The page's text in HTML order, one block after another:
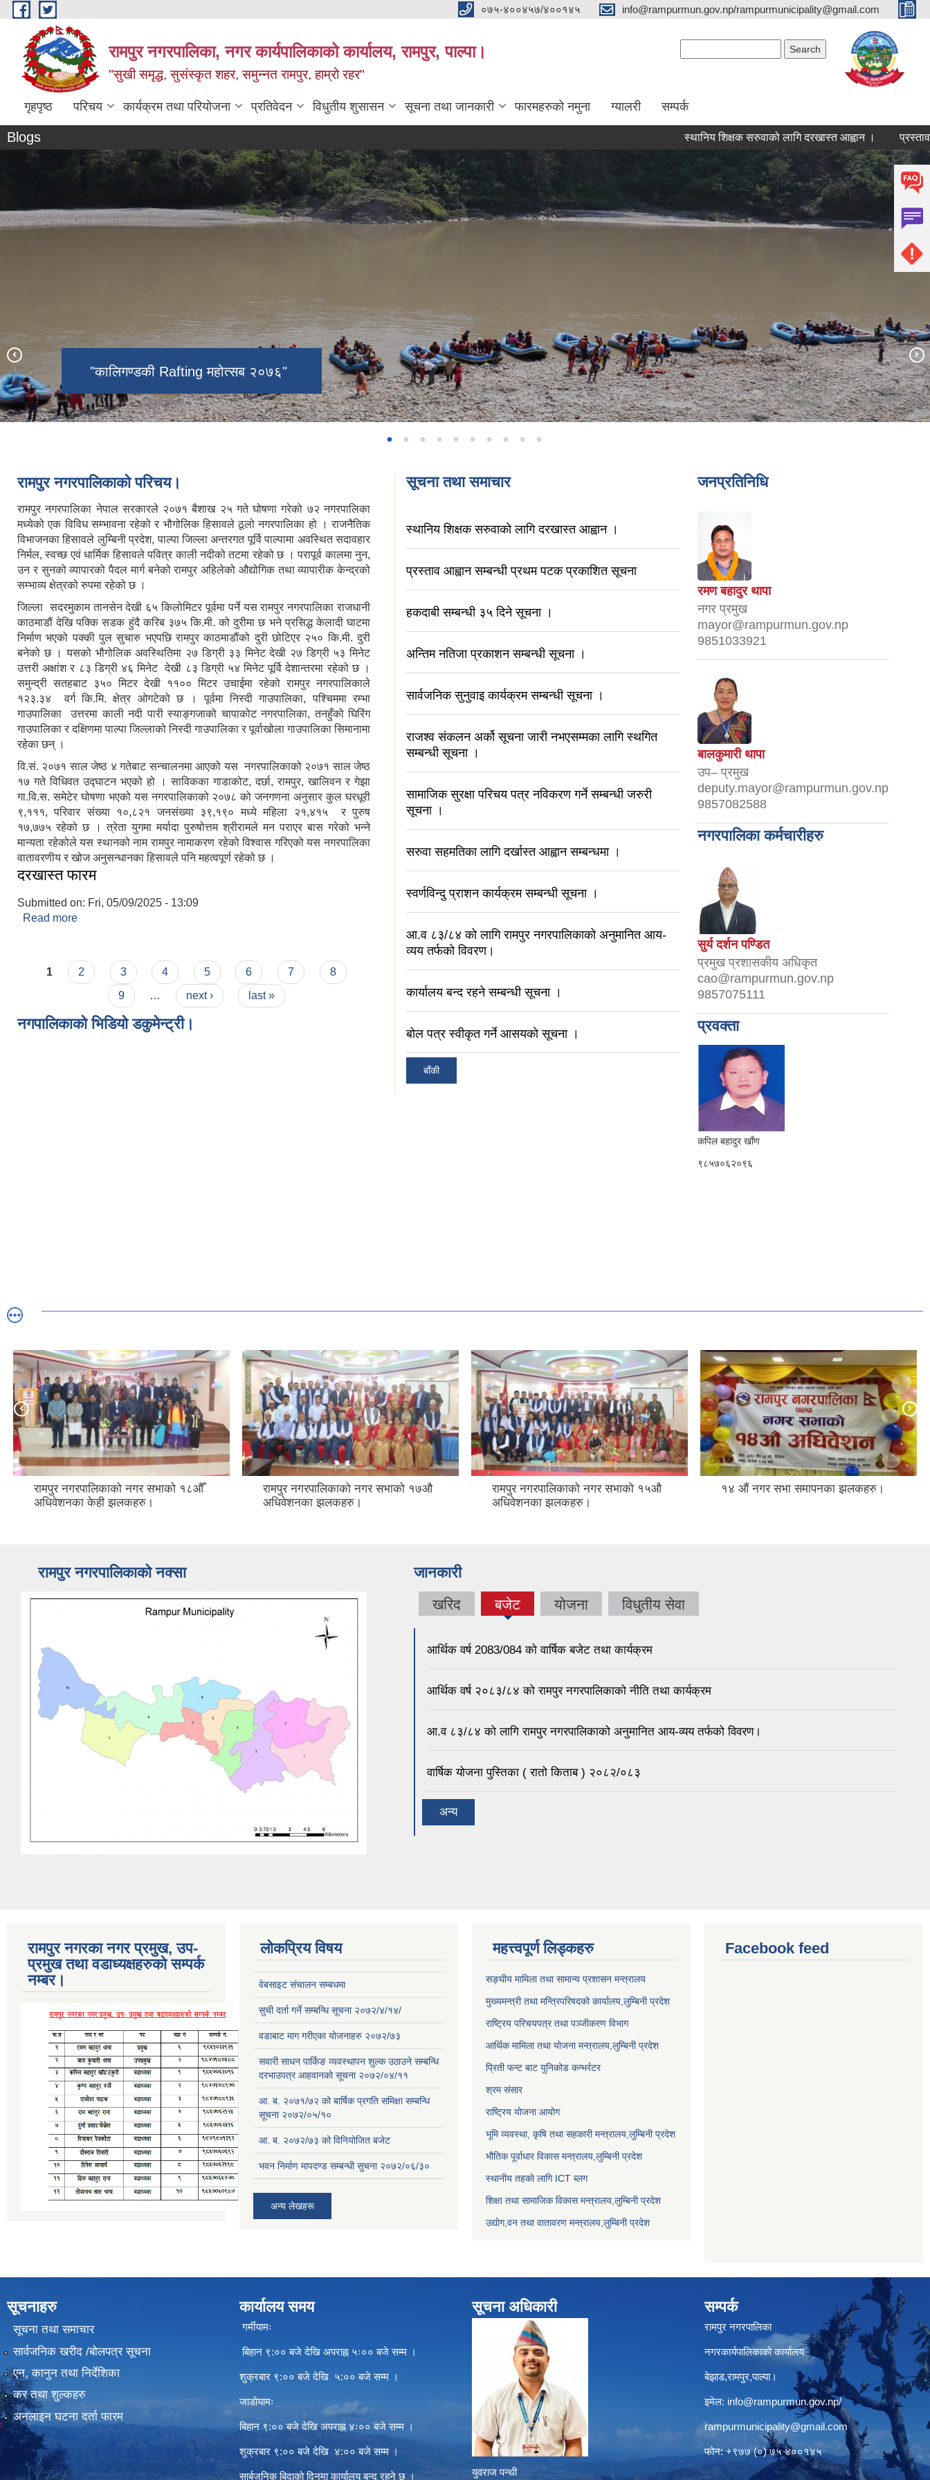
Skip to main content ०७५-४००४५७/४००१४५ info@rampurmun.gov.np/rampurmunicipality@gmail.com
रामपुर नगरपालिका, नगर कार्यपालिकाको कार्यालय, रामपुर, पाल्पा।
"सुखी समृद्ध, सुसंस्कृत शहर, समुन्नत रामपुर, हाम्रो रहर"
गृहपृष्ठ परिचय कार्यक्रम तथा परियोजना प्रतिवेदन विधुतीय शुसासन सूचना तथा जानकारी फारमहरुको नमुना ग्यालरी सम्पर्क
Blogs स्थानिय शिक्षक सरुवाको लागि दरखास्त आह्वान । प्रस्ताव आह्वान
1 2
"कालिगण्डकी Rafting महोत्सब २०७६"
वडा नं.-८ स्थित शिद्धबाबा मन्दिर भुजात
पर्यटकीय स्थल तालपोखरा
प्याराग्लाइडिङ्गको सफल परिक्षण
नगरसभा सदस्यहरु,२०७९
नवौ नगरसभा २०७८(जनप्रतिनिधहरु)
Map of Rampur Municipality
नवौ नगरसभा २०७८(कर्मचारीहरु)
रामपुर नगरपालिकाको दृश्य
रामपुर नगरपालिकाको नगर सभाको १७औ
अधिवेशनका झलक
रामपुर नगरपालिकाको परिचय।
रामपुर नगरपालिका नेपाल सरकारले २०७१ बैशाख २५ गते घोषणा गरेको ७२ नगरपालिका
मध्येको एक विविध सम्भावना रहेको र भौगोलिक हिसावले ठूलो नगरपालिका हो । राजनैतिक
विभाजनका हिसावले लुम्बिनी प्रदेश, पाल्पा जिल्ला अन्तरगत पूर्वि पाल्पामा अवस्थित सदावहार
निर्मल, स्वच्छ एवं धार्मिक हिसावले पवित्र काली नदीको तटमा रहेको छ । परापूर्व कालमा नुन,
उन र सुनको व्यापारको पैदल मार्ग बनेको रामपुर अहिलेको औद्योगिक तथा व्यापारीक केन्द्रको
सम्भाव्य क्षेत्रको रुपमा रहेको छ ।
जिल्ला सदरमुकाम तानसेन देखी ६५ किलोमिटर पूर्वमा पर्ने यस रामपुर नगरपालिका राजधानी
काठमाडौं देखि पक्कि सडक हुंदै करिब ३७५ कि.मी. को दुरीमा छ भने प्रसिद्ध केलादी घाटमा
निर्माण भएको पक्की पुल सुचारु भएपछि रामपुर काठमाडौंको दुरी छोटिएर २५० कि.मी. दुरी
बनेको छ । यसको भौगोलिक अवस्थितिमा २७ डिग्री ३३ मिनेट देखी २७ डिग्री ५३ मिनेट
उत्तरी अक्षांश र ८३ डिग्री ४६ मिनेट देखी ८३ डिग्री ५४ मिनेट पूर्वि देशान्तरमा रहेको छ ।
समुन्द्री सतहबाट ३५० मिटर देखी ११०० मिटर उचाईमा रहेको रामपुर नगरपालिकाले
१२३.३४ वर्ग कि.मि. क्षेत्र ओगटेको छ । पूर्वमा निस्दी गाउपालिका, पश्चिममा रम्भा
गाउपालिका उत्तरमा काली नदी पारी स्याङ्गजाको चापाकोट नगरपालिका, तनहुँको घिरिंग
गाउपालिका र दक्षिणमा पाल्पा जिल्लाको निस्दी गाउपालिका र पूर्वाखोला गाउपालिका सिमानामा
रहेका छन् ।
वि.सं. २०७१ साल जेष्ठ ४ गतेबाट सन्चालनमा आएको यस नगरपालिकाको २०७१ साल जेष्ठ
१७ गते विधिवत उद्घाटन भएको हो । साविकका गाडाकोट, दर्छा, रामपुर, खालिवन र गेझा
गा.वि.स. समेटेर घोषणा भएको यस नगरपालिकाको २०७८ को जनगणना अनुसार कुल घरधूरी
९,१११, परिवार संख्या १०,८२१ जनसंख्या ३९,१९० मध्ये महिला २१,४१५ र पुरुष
१७,७७५ रहेको छ । त्रेता युगमा मर्यादा पुरुषोत्तम श्रीरामले मन पराएर बास गरेको भन्ने
मान्यता रहेकोले यस स्थानको नाम रामपुर नामाकरण रहेको विश्वास गरिएको यस नगरपालिका
वातावरणीय र खोज अनुसन्धानका हिसावले पनि महत्वपूर्ण रहेको छ ।
दरखास्त फारम
Submitted on: Fri, 05/09/2025 - 13:09
Read more
Pages
1 2 3 4 5 6 7
8
9
… next › last »
नगपालिकाको भिडियो डकुमेन्ट्री।
सूचना तथा समाचार
स्थानिय शिक्षक सरुवाको लागि दरखास्त आह्वान ।
प्रस्ताव आह्वान सम्बन्धी प्रथम पटक प्रकाशित सूचना
हकदाबी सम्बन्धी ३५ दिने सूचना ।
अन्तिम नतिजा प्रकाशन सम्बन्धी सूचना ।
सार्वजनिक सुनुवाइ कार्यक्रम सम्बन्धी सूचना ।
राजश्व संकलन अर्को सूचना जारी नभएसम्मका लागि स्थगित
सम्बन्धी सूचना ।
सामाजिक सुरक्षा परिचय पत्र नविकरण गर्ने सम्बन्धी जरुरी
सूचना ।
सरुवा सहमतिका लागि दर्खास्त आह्वान सम्बन्धमा ।
स्वर्णविन्दु प्राशन कार्यक्रम सम्बन्धी सूचना ।
आ.व ८३/८‍४ को लागि रामपुर नगरपालिकाको अनुमानित आय-
व्यय तर्फको विवरण।
कार्यालय बन्द रहने सम्बन्धी सूचना ।
बोल पत्र स्वीकृत गर्ने आसयको सूचना ।
बाँकी
जनप्रतिनिधि
रमण बहादुर थापा
नगर प्रमुख
mayor@rampurmun.gov.np
9851033921
बालकुमारी थापा
उप– प्रमुख
deputy.mayor@rampurmun.gov.np
9857082588
नगरपालिका कर्मचारीहरु
सुर्य दर्शन पण्डित
प्रमुख प्रशासकीय अधिकृत
cao@rampurmun.gov.np
9857075111
प्रवक्ता
कपिल बहादुर खाँण
९८५७०६२०९६
रामपुर नगरपालिकाको नगर सभाको १८औँ
अधिवेशनका केही झलकहरु।
रामपुर नगरपालिकाको नगर सभाको १७औ
अधिवेशनका झलकहरु।
रामपुर नगरपालिकाको नगर सभाको १५औ
अधिवेशनका झलकहरु।
१४ औं नगर सभा समापनका झलकहरु।
रामपुर नगरपालिकाकाे नक्सा जानकारी
खरिद बजेट योजना विधुतीय सेवा
आर्थिक वर्ष 2083/084 को वार्षिक बजेट तथा कार्यक्रम
आर्थिक वर्ष २०८३/८४ को रामपुर नगरपालिकाको नीति तथा कार्यक्रम
आ.व ८३/८‍४ को लागि रामपुर नगरपालिकाको अनुमानित आय-व्यय तर्फको विवरण।
वार्षिक योजना पुस्तिका ( रातो किताब ) २०८२/०८३
अन्य
रामपुर नगरका नगर प्रमुख, उप-
प्रमुख तथा वडाध्यक्षहरुको सम्पर्क
नम्बर।
लोकप्रिय विषय
वेबसाइट संचालन सम्बधमा
सुची दर्ता गर्ने सम्बन्धि सूचना २०७२/४/१४/
वडाबाट माग गरीएका योजनाहरु २०७२/७३
सवारी साधन पार्किङ व्यवस्थापन शुल्क उठाउने सम्बन्धि
दरभाउपत्र आहवानको सूचना २०७२/०४/११
आ. ब. २०७१/७२ को बार्षिक प्रगति समिक्षा सम्बन्धि
सूचना २०७२/०५/१०
आ. ब. २०७२/७३ को विनियोजित बजेट
भवन निर्माण मापदण्ड सम्बन्धी सुचना २०७२/०६/३०
अन्य लेखहरू
महत्त्वपूर्ण लिड्कहरु
सङ्‍घीय मामिला तथा सामान्य प्रशासन मन्त्रालय
मुख्यमन्त्री तथा मन्त्रिपरिषदको कार्यालय,लुम्बिनी प्रदेश
राष्ट्रिय परिचयपत्र तथा पञ्जीकरण विभाग
आर्थिक मामिला तथा योजना मन्त्रालय,लुम्बिनी प्रदेश
प्रिती फन्ट बाट युनिकोड कन्भर्रटर
श्रम संसार
राष्ट्रिय योजना आयोग
भूमि व्यवस्था, कृषि तथा सहकारी मन्त्रालय,लुम्बिनी प्रदेश
भौतिक पूर्वाधार विकास मन्त्रालय,लुम्बिनी प्रदेश
स्थानीय तहको लागि ICT ब्लग
शिक्षा तथा सामाजिक विकास मन्त्रालय,लुम्बिनी प्रदेश
उद्याेग,वन तथा वातावरण मन्त्रालय,लुम्बिनी प्रदेश
Facebook feed
सूचनाहरु
सूचना तथा समाचार
सार्वजनिक खरीद /बोलपत्र सूचना
एन, कानुन तथा निर्देशिका
कर तथा शुल्कहरु
अनलाइन घटना दर्ता फारम
कार्यालय समय
गर्मीयामः
बिहान ९:०० बजे देखि अपराह्न ५ः०० बजे सम्म ।
शुक्रबार ९:०० बजे देखि ५:०० बजे सम्म ।
जाडोयामः
बिहान ९:०० बजे देखि अपराह्न ४ः०० बजे सम्म ।
शुक्रबार ९:०० बजे देखि ४:०० बजे सम्म ।
सार्बजनिक बिदाको दिनमा कार्यालय बन्द रहने छ ।
सूचना अधिकारी
युवराज पन्थी
सम्पर्क
रामपुर नगरपालिका
नगरकार्यपालिकाको कार्यालय
बेझाड,रामपुर,पाल्पा।
इमेल: info@rampurmun.gov.np/
rampurmunicipality@gmail.com
फोन: +९७७ (०) ७५ ४००१४५